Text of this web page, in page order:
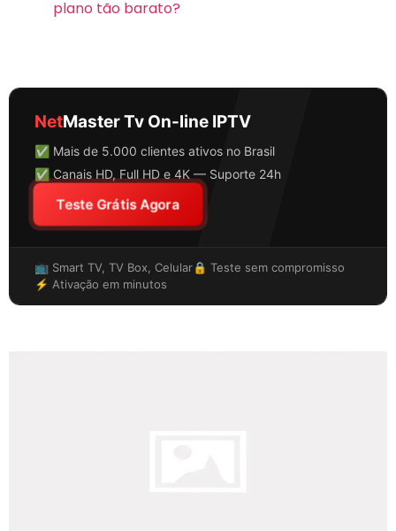
plano tão barato?
NetMaster Tv On-line IPTV
✅ Mais de 5.000 clientes ativos no Brasil
✅ Canais HD, Full HD e 4K — Suporte 24h
Teste Grátis Agora
📺 Smart TV, TV Box, Celular🔒 Teste sem compromisso
⚡ Ativação em minutos